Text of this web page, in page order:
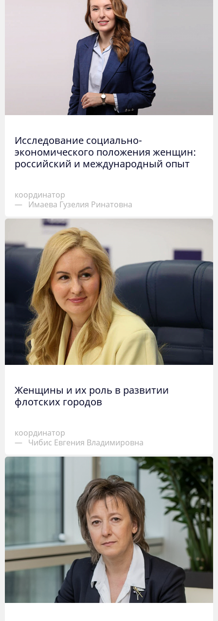
Исследование социально-
экономического положения женщин:
российский и международный опыт
координатор
—
Имаева Гузелия Ринатовна
Женщины и их роль в развитии
флотских городов
координатор
—
Чибис Евгения Владимировна